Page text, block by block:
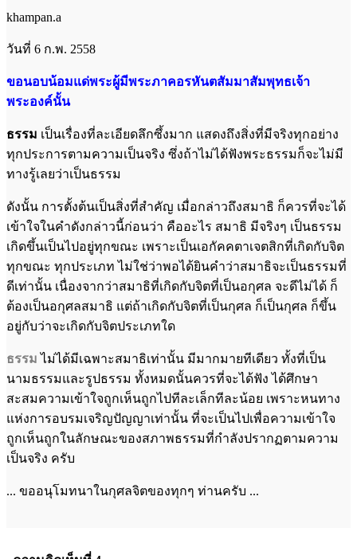
khampan.a
วันที่ 6 ก.พ. 2558
ขอนอบน้อมแด่พระผู้มีพระภาคอรหันตสัมมาสัมพุทธเจ้า
พระองค์นั้น
ธรรม เป็นเรื่องที่ละเอียดลึกซึ้งมาก แสดงถึงสิ่งที่มีจริงทุกอย่าง
ทุกประการตามความเป็นจริง ซึ่งถ้าไม่ได้ฟังพระธรรมก็จะไม่มี
ทางรู้เลยว่าเป็นธรรม
ดังนั้น การตั้งต้นเป็นสิ่งที่สำคัญ เมื่อกล่าวถึงสมาธิ ก็ควรที่จะได้
เข้าใจในคำดังกล่าวนี้ก่อนว่า คืออะไร สมาธิ มีจริงๆ เป็นธรรม
เกิดขึ้นเป็นไปอยู่ทุกขณะ เพราะเป็นเอกัคคตาเจตสิกที่เกิดกับจิต
ทุกขณะ ทุกประเภท ไม่ใช่ว่าพอได้ยินคำว่าสมาธิจะเป็นธรรมที่
ดีเท่านั้น เนื่องจากว่าสมาธิที่เกิดกับจิตที่เป็นอกุศล จะดีไม่ได้ ก็
ต้องเป็นอกุศลสมาธิ แต่ถ้าเกิดกับจิตที่เป็นกุศล ก็เป็นกุศล ก็ขึ้น
อยู่กับว่าจะเกิดกับจิตประเภทใด
ธรรม ไม่ได้มีเฉพาะสมาธิเท่านั้น มีมากมายทีเดียว ทั้งที่เป็น
นามธรรมและรูปธรรม ทั้งหมดนั้นควรที่จะได้ฟัง ได้ศึกษา
สะสมความเข้าใจถูกเห็นถูกไปทีละเล็กทีละน้อย เพราะหนทาง
แห่งการอบรมเจริญปัญญาเท่านั้น ที่จะเป็นไปเพื่อความเข้าใจ
ถูกเห็นถูกในลักษณะของสภาพธรรมที่กำลังปรากฏตามความ
เป็นจริง ครับ
... ขออนุโมทนาในกุศลจิตของทุกๆ ท่านครับ ...